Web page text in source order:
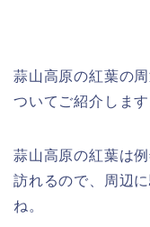
蒜山高原の紅葉の
ついてご紹介します
蒜山高原の紅葉は
訪れるので、周辺
ね。